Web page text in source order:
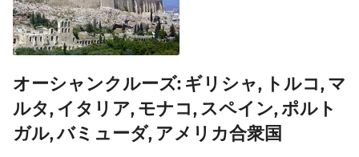
オーシャンクルーズ: ギリシャ, トルコ, マ
ルタ, イタリア, モナコ, スペイン, ポルト
ガル, バミューダ, アメリカ合衆国